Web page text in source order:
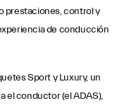
prestaciones, control y
de conducción
Sport y Luxury, un
el conductor (el ADAS),